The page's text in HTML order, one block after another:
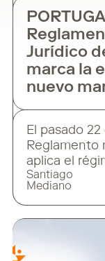
Jurídico
marca la
nuevo
El pasado
Reglamento
aplica el
Este
marcha del
del CNCS
Santiago
Mediano